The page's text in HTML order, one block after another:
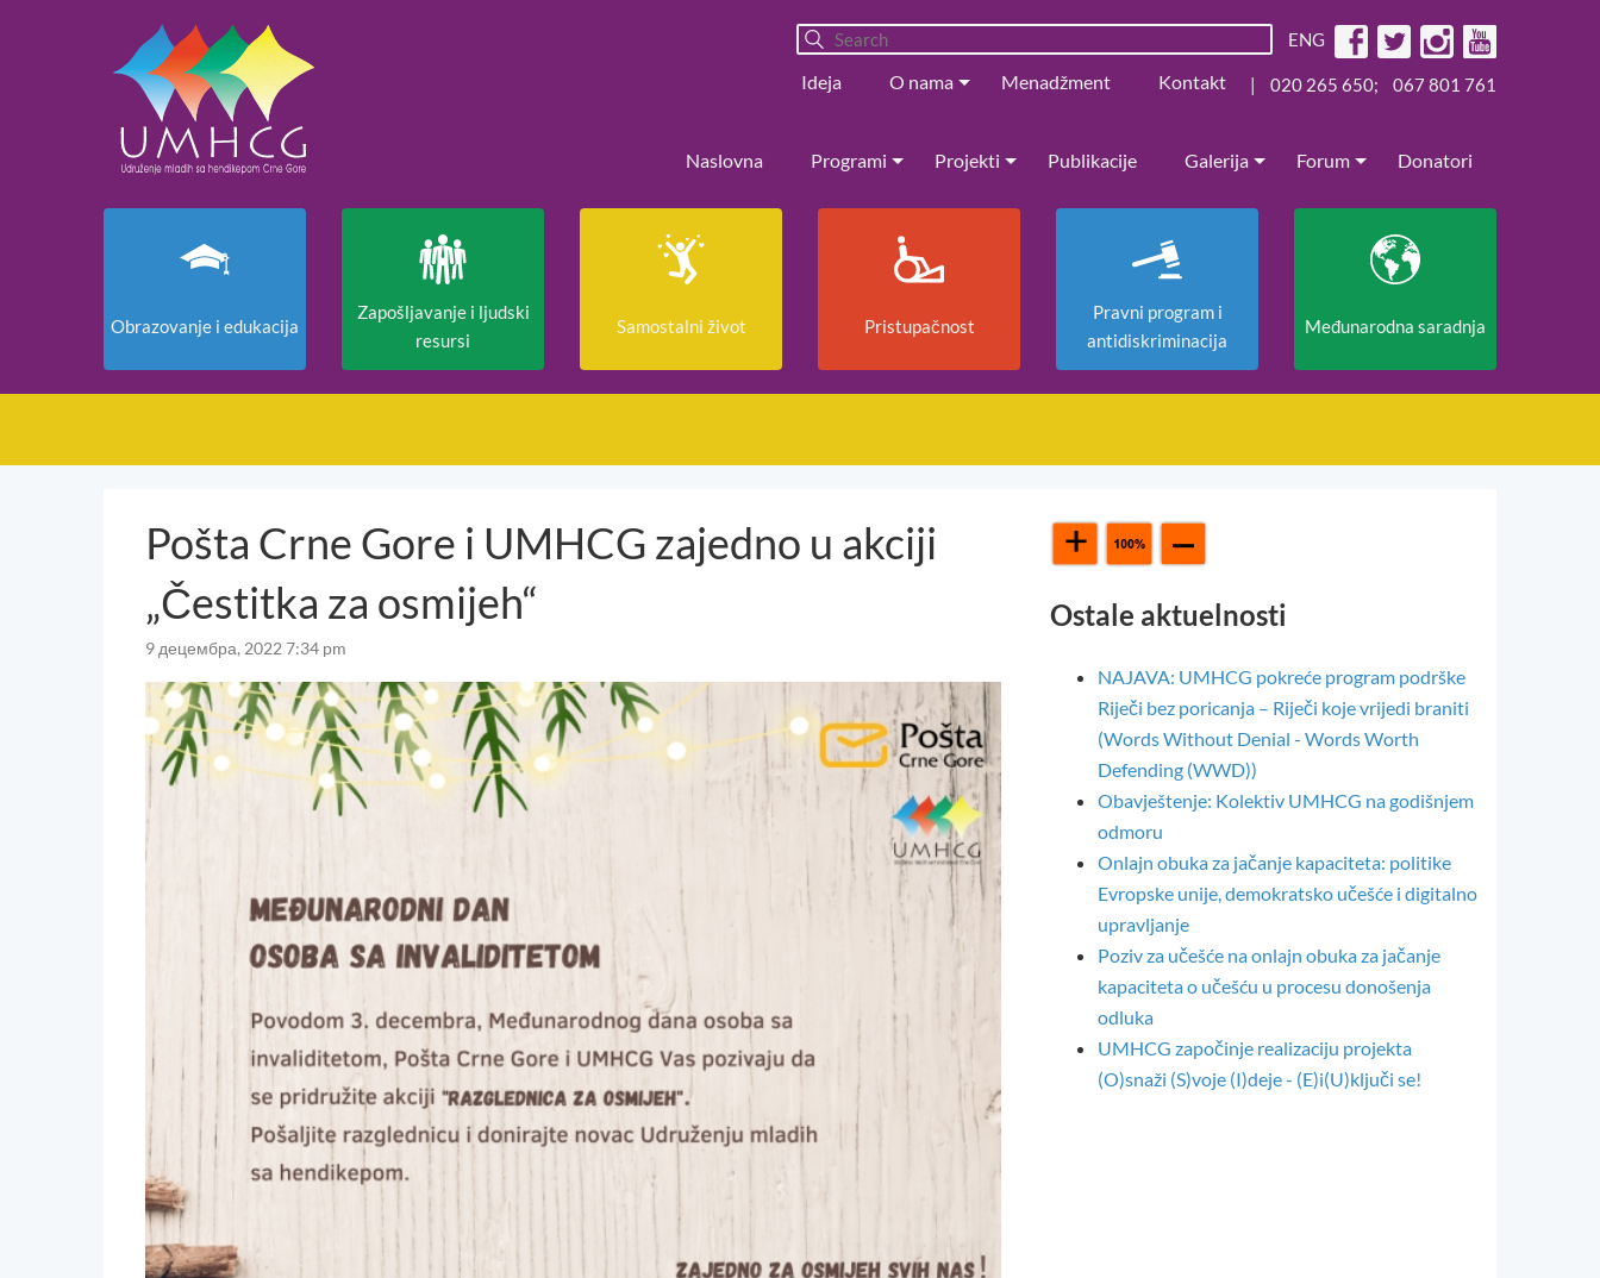
ENG
Ideja O nama Menadžment Kontakt | 020 265 650; 067 801 761
Naslovna Programi Projekti Publikacije Galerija Forum Donatori
Obrazovanje i edukacija
Zapošljavanje i ljudski
resursi
Samostalni život Pristupačnost
Pravni program i
antidiskriminacija
Međunarodna saradnja
Pošta Crne Gore i UMHCG zajedno u akciji
„Čestitka za osmijeh“
9 децембра, 2022 7:34 pm
Ostale aktuelnosti
NAJAVA: UMHCG pokreće program podrške
Riječi bez poricanja – Riječi koje vrijedi braniti
(Words Without Denial - Words Worth
Defending (WWD))
Obavještenje: Kolektiv UMHCG na godišnjem
odmoru
Onlajn obuka za jačanje kapaciteta: politike
Evropske unije, demokratsko učešće i digitalno
upravljanje
Poziv za učešće na onlajn obuka za jačanje
kapaciteta o učešću u procesu donošenja
odluka
UMHCG započinje realizaciju projekta
(O)snaži (S)voje (I)deje - (E)i(U)ključi se!